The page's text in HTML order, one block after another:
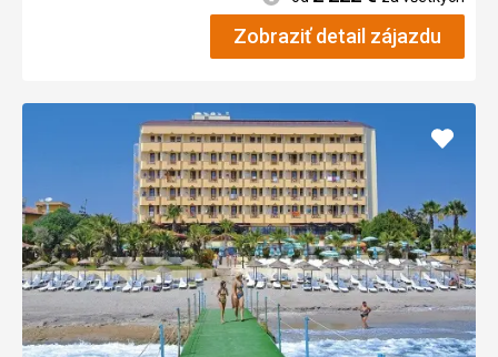
Zobraziť detail zájazdu
Pridať